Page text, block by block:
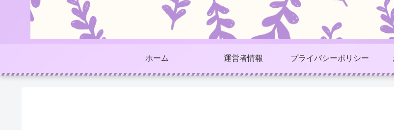
ホーム 運営者情報 プライバシーポリシー